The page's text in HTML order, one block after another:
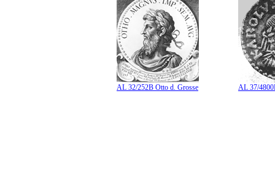
AL 32/252B Otto d. Grosse AL 37/